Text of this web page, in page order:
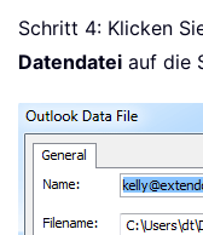
Schritt 4: Klicken
Datendatei auf die